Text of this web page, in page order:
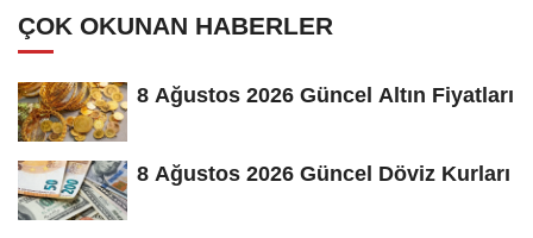
ÇOK OKUNAN HABERLER
8 Ağustos 2026 Güncel Altın Fiyatları
8 Ağustos 2026 Güncel Döviz Kurları